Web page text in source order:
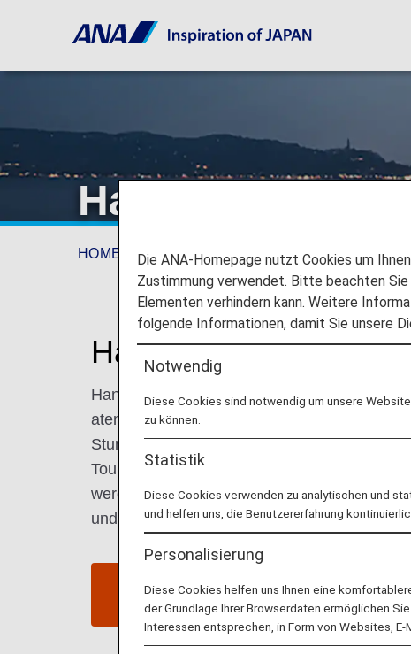
Hangzhou
HOME Planen und Buchen Wohin wir
Hangzhou entdecken
Hangzhou, auch bekannt als „Himmel auf
atemberaubende natürliche
Stunde mit dem Zug von Schanghai
Touristenziel, wobei auch ein Ausflug zum
werden sollte, einer wunderschönen
und von Blumen gesäumten Ufern.
Flüge nach Hangzhou
suchen
Die ANA-Homepage nutzt Cookies um
Zustimmung verwendet. Bitte beachten Sie
Elementen verhindern kann. Weitere
folgende Informationen, damit Sie unsere
Notwendig
Diese Cookies sind notwendig um unsere
zu können.
Statistik
Diese Cookies verwenden zu analytischen und
und helfen uns, die Benutzererfahrung
Personalisierung
Diese Cookies helfen uns Ihnen eine
der Grundlage Ihrer Browserdaten ermöglichen
Interessen entsprechen, in Form von Websites,